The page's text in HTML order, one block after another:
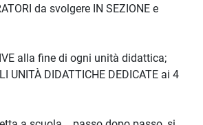
da svolgere IN SEZIONE e
alla fine di ogni unità didattica;
UNITÀ DIDATTICHE DEDICATE ai 4